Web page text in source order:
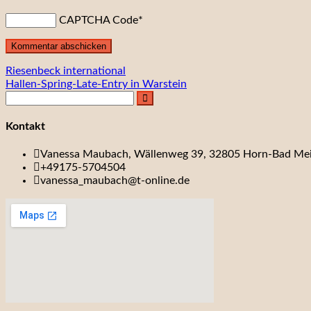
CAPTCHA Code*
Beitragsnavigation
Riesenbeck international
Hallen-Spring-Late-Entry in Warstein
Kontakt
Vanessa Maubach, Wällenweg 39, 32805 Horn-Bad
+49175-5704504
vanessa_maubach@t-online.de